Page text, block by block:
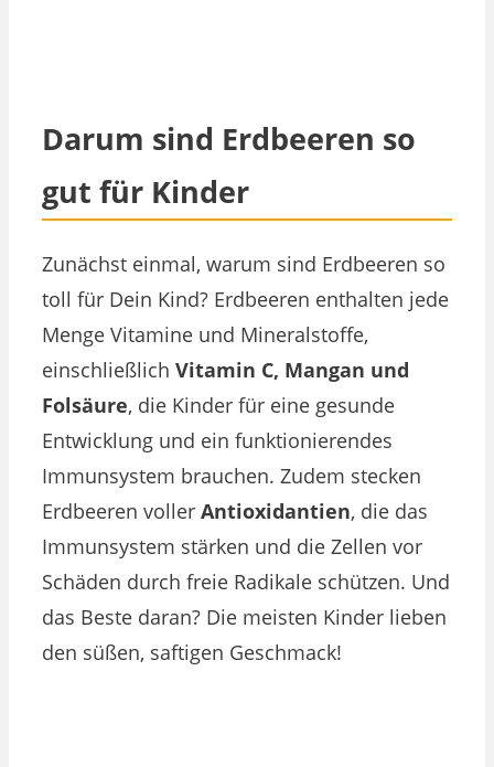
Darum sind Erdbeeren so
gut für Kinder
Zunächst einmal, warum sind Erdbeeren so
toll für Dein Kind? Erdbeeren enthalten jede
Menge Vitamine und Mineralstoffe,
einschließlich Vitamin C, Mangan und
Folsäure, die Kinder für eine gesunde
Entwicklung und ein funktionierendes
Immunsystem brauchen. Zudem stecken
Erdbeeren voller Antioxidantien, die das
Immunsystem stärken und die Zellen vor
Schäden durch freie Radikale schützen. Und
das Beste daran? Die meisten Kinder lieben
den süßen, saftigen Geschmack!